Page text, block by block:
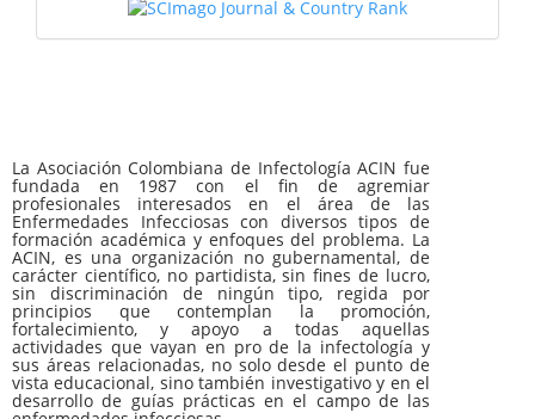
La Asociación Colombiana de Infectología ACIN fue
fundada en 1987 con el fin de agremiar
profesionales interesados en el área de las
Enfermedades Infecciosas con diversos tipos de
formación académica y enfoques del problema. La
ACIN, es una organización no gubernamental, de
carácter científico, no partidista, sin fines de lucro,
sin discriminación de ningún tipo, regida por
principios que contemplan la promoción,
fortalecimiento, y apoyo a todas aquellas
actividades que vayan en pro de la infectología y
sus áreas relacionadas, no solo desde el punto de
vista educacional, sino también investigativo y en el
desarrollo de guías prácticas en el campo de las